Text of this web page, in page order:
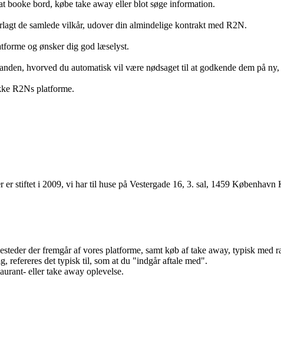
bord, købe take away eller blot søge information.
de samlede vilkår, udover din almindelige kontrakt med R2N.
og ønsker dig god læselyst.
hvorved du automatisk vil være nødsaget til at godkende dem på
R2Ns platforme.
stiftet i 2009, vi har til huse på Vestergade 16, 3. sal, 1459 København
der fremgår af vores platforme, samt køb af take away, typisk med
refereres det typisk til, som at du "indgår aftale med".
eller take away oplevelse.